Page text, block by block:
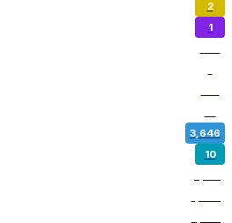
2
1
3,646
10